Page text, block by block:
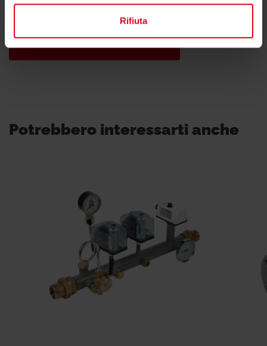
Rifiuta
consulente tecnico o commerciale di zona.
Trova il consulente di zona
Potrebbero interessarti anche